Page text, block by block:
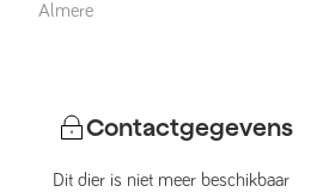
Almere
Contactgegevens
Dit dier is niet meer beschikbaar